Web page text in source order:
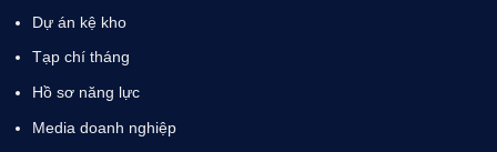
Dự án kệ kho
Tạp chí tháng
Hồ sơ năng lực
Media doanh nghiệp